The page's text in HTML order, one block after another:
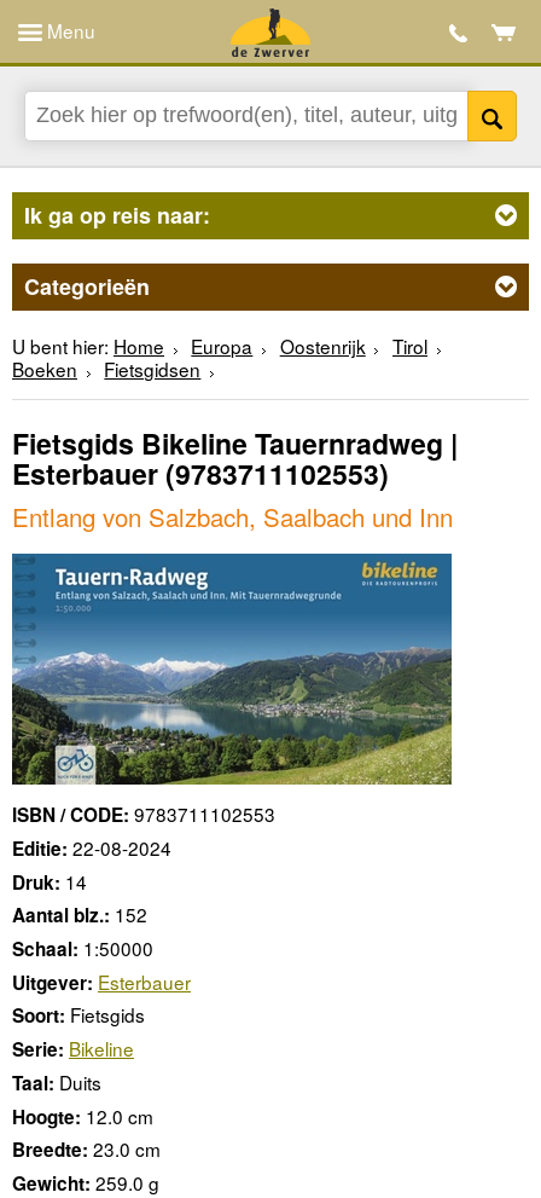
Menu
Ik ga op reis naar:
Categorieën
U bent hier: Home Europa Oostenrijk
Tirol
Boeken
Fietsgidsen
Fietsgids Bikeline Tauernradweg |
Esterbauer (9783711102553)
Entlang von Salzbach, Saalbach und Inn
ISBN / CODE: 9783711102553
Editie: 22-08-2024
Druk: 14
Aantal blz.: 152
Schaal: 1:50000
Uitgever: Esterbauer
Soort: Fietsgids
Serie: Bikeline
Taal: Duits
Hoogte: 12.0 cm
Breedte: 23.0 cm
Gewicht: 259.0 g